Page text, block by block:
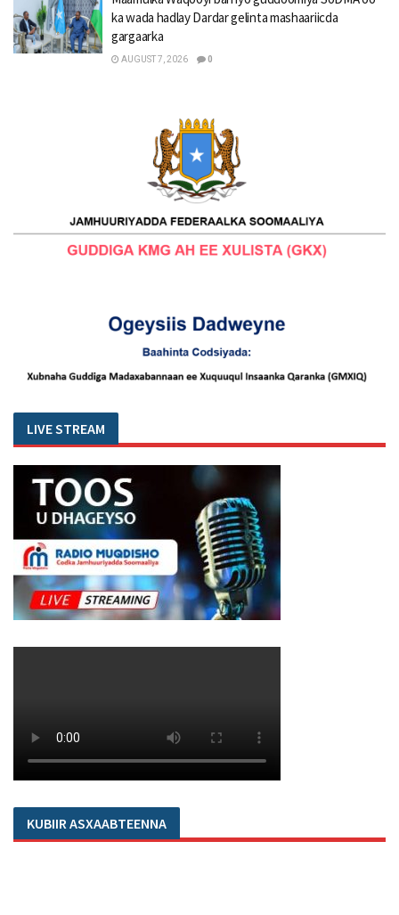
ka wada hadlay Dardar gelinta mashaariicda
gargaarka
AUGUST 7, 2026 0
LIVE STREAM
KUBIIR ASXAABTEENNA